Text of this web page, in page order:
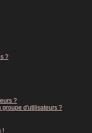
?
?
groupe d'utilisateurs ?
!